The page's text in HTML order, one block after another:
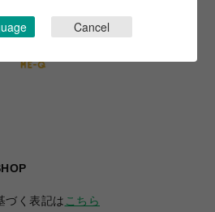
づく表記は こちら
Cancel